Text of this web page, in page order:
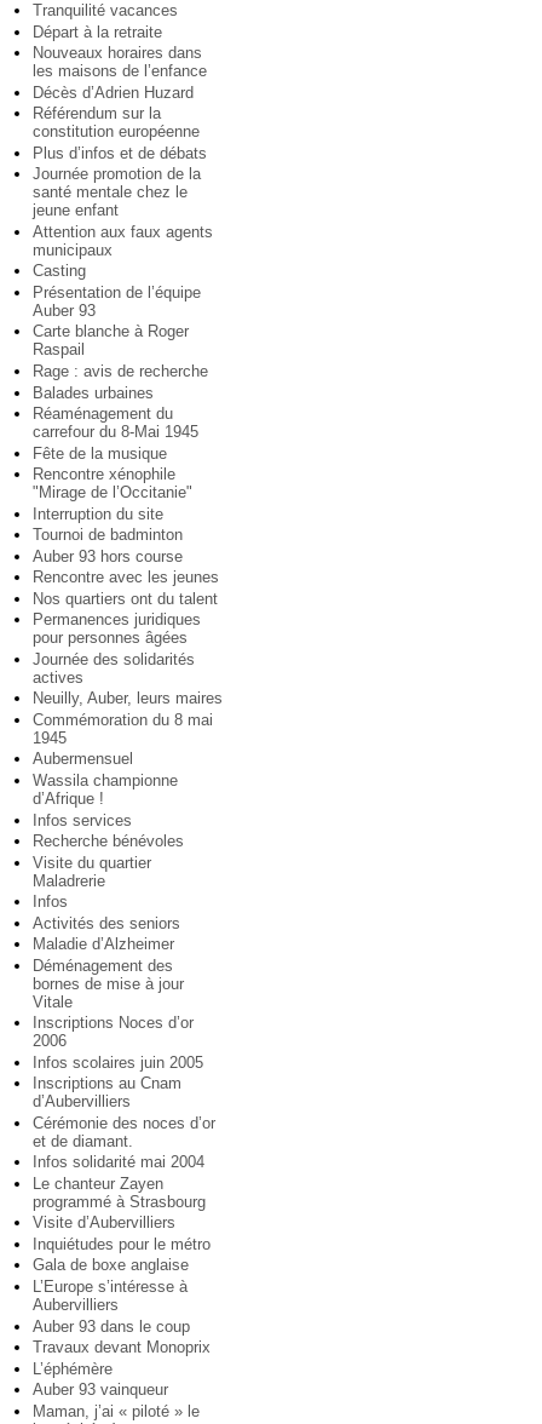
Tranquilité vacances
Départ à la retraite
Nouveaux horaires dans
les maisons de l’enfance
Décès d’Adrien Huzard
Référendum sur la
constitution européenne
Plus d’infos et de débats
Journée promotion de la
santé mentale chez le
jeune enfant
Attention aux faux agents
municipaux
Casting
Présentation de l’équipe
Auber 93
Carte blanche à Roger
Raspail
Rage : avis de recherche
Balades urbaines
Réaménagement du
carrefour du 8-Mai 1945
Fête de la musique
Rencontre xénophile
"Mirage de l’Occitanie"
Interruption du site
Tournoi de badminton
Auber 93 hors course
Rencontre avec les jeunes
Nos quartiers ont du talent
Permanences juridiques
pour personnes âgées
Journée des solidarités
actives
Neuilly, Auber, leurs maires
Commémoration du 8 mai
1945
Aubermensuel
Wassila championne
d’Afrique !
Infos services
Recherche bénévoles
Visite du quartier
Maladrerie
Infos
Activités des seniors
Maladie d’Alzheimer
Déménagement des
bornes de mise à jour
Vitale
Inscriptions Noces d’or
2006
Infos scolaires juin 2005
Inscriptions au Cnam
d’Aubervilliers
Cérémonie des noces d’or
et de diamant.
Infos solidarité mai 2004
Le chanteur Zayen
programmé à Strasbourg
Visite d’Aubervilliers
Inquiétudes pour le métro
Gala de boxe anglaise
L’Europe s’intéresse à
Aubervilliers
Auber 93 dans le coup
Travaux devant Monoprix
L’éphémère
Auber 93 vainqueur
Maman, j’ai « piloté » le